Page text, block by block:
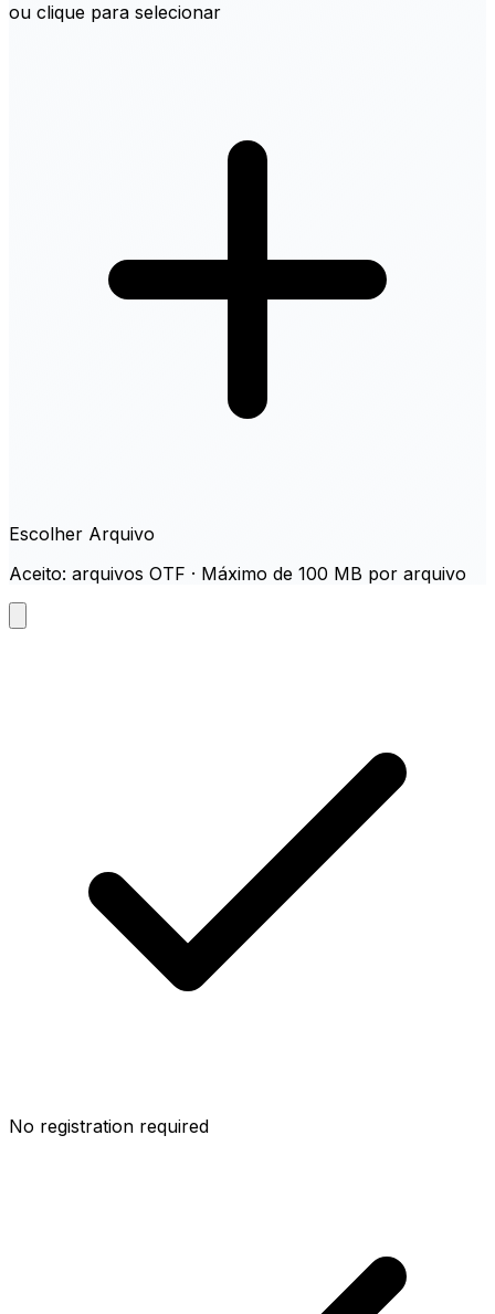
ou clique para selecionar
Escolher Arquivo
Aceito: arquivos OTF · Máximo de 100 MB por arquivo
No registration required